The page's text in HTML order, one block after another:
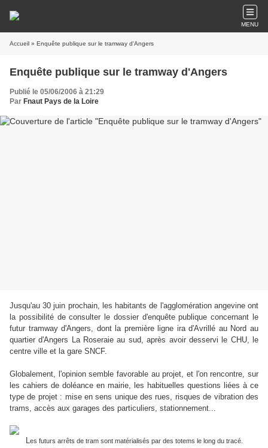
MENU
Accueil » Enquête publique sur le tramway d'Angers
Enquête publique sur le tramway d'Angers
Publié le 05/06/2006 à 21:29
Par Fnaut Pays de la Loire
Jusqu'au 30 juin prochain, les habitants de l'agglomération angevine ont
la possibilité de consulter le dossier d'enquête publique concernant le
futur tramway d'Angers, dont la première ligne ira d'Avrillé au Nord au
quartier d'Angers La Roseraie au sud, après avoir desservi le CHU, le
centre ville et la gare SNCF.
Globalement, l'opinion semble favorable au projet, et l'on rencontre, sur
les cahiers de doléance en mairie, les habituelles questions liées à ce
type de projet : mise en sens unique des rues, risques de vibration des
trams, accès aux garages des particuliers, stationnement...
Les futurs arrêts de tram sont matérialisés par des totems le long du tracé.